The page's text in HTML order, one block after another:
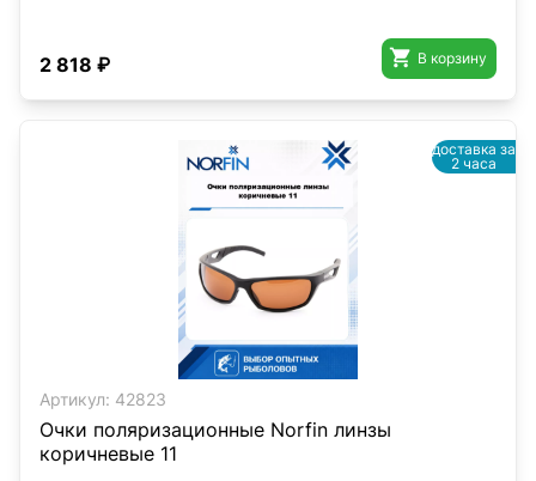
2 818 ₽  В корзину
Артикул: 42823
Очки поляризационные Norfin линзы
коричневые 11
доставка за
2 часа